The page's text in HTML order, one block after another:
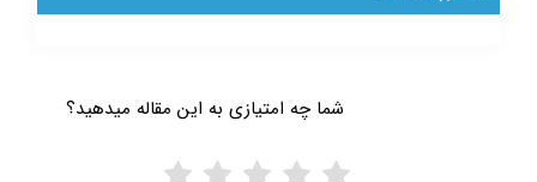
شما چه امتیازی به این مقاله میدهید؟